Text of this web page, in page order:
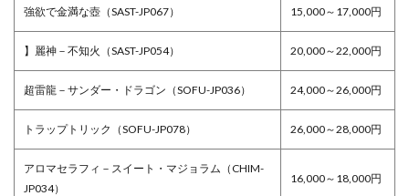
強欲で金満な壺（SAST-JP067） 15,000～17,000円
】麗神－不知火（SAST-JP054） 20,000～22,000円
超雷龍－サンダー・ドラゴン（SOFU-JP036） 24,000～26,000円
トラップトリック（SOFU-JP078） 26,000～28,000円
アロマセラフィ－スイート・マジョラム（CHIM-
JP034）
16,000～18,000円